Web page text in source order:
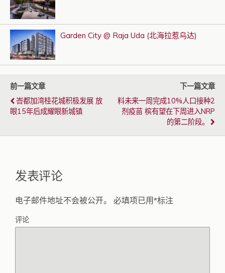
Garden City @ Raja Uda (北海拉惹乌达)
前一篇文章
峇都加湾桂花城积极发展 放
眼15年后成耀眼新城镇
下一篇文章
料未来一周完成10%人口接种2
剂疫苗 槟有望在下周进入NRP
的第二阶段。
发表评论
电子邮件地址不会被公开。 必填项已用*标注
评论